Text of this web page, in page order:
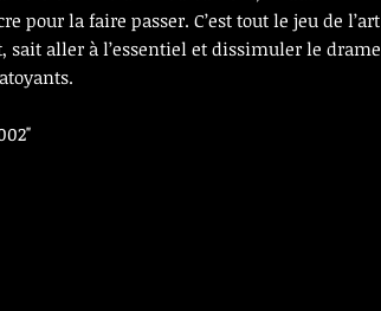
pour la faire passer. C’est tout le jeu de l’art
sait aller à l’essentiel et dissimuler le drame